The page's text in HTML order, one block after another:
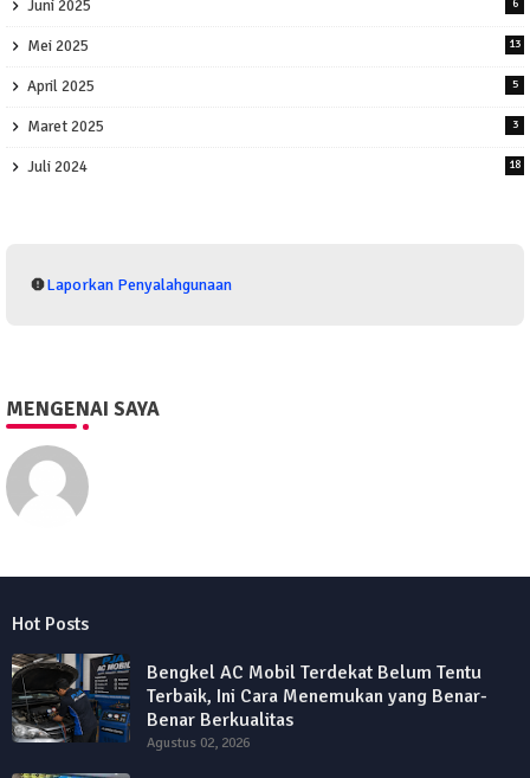
Juni 2025 6
Mei 2025 13
April 2025 5
Maret 2025 3
Juli 2024 18
Laporkan Penyalahgunaan
MENGENAI SAYA
Hot Posts
Bengkel AC Mobil Terdekat Belum Tentu
Terbaik, Ini Cara Menemukan yang Benar-
Benar Berkualitas
Agustus 02, 2026